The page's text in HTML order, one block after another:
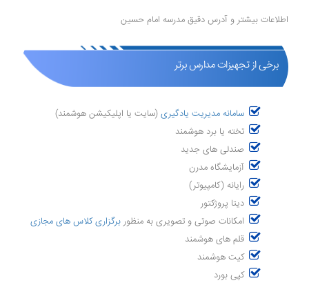
اطلاعات بیشتر و آدرس دقیق مدرسه امام حسین
برخی از تجهیزات مدارس برتر
سامانه مدیریت یادگیری (سایت یا اپلیکیشن هوشمند)
تخته یا برد هوشمند
صندلی های جدید
آزمایشگاه مدرن
رایانه (کامپیوتر)
دیتا پروژکتور
امکانات صوتی و تصویری به منظور برگزاری کلاس های مجازی
قلم های هوشمند
کیت هوشمند
کپی بورد